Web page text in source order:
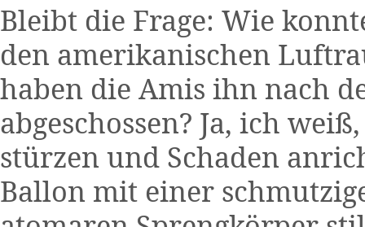
Bleibt die Frage: Wie
den amerikanischen
haben die Amis ihn nach
abgeschossen? Ja, ich
stürzen und Schaden
Ballon mit einer